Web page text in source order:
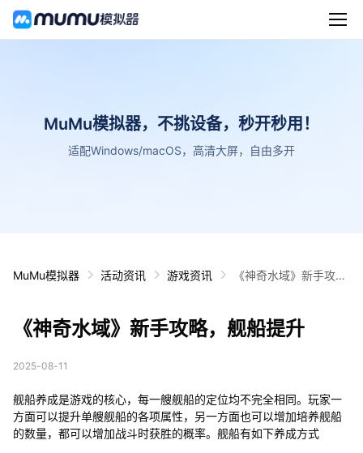
MuMu模拟器，不挑设备，秒开秒用！
适配Windows/macOS，高清大屏，自由多开
MuMu模拟器 活动资讯 游戏资讯
《神奇水域》新手攻
《神奇水域》新手攻略，舰船提升
2025-08-11
舰船养成是游戏的核心，每一艘舰船的定位均不完全相同。玩家一
方面可以提升单艘舰船的各项属性，另一方面也可以增加培养舰船
的数量，都可以增加战斗时获胜的概率。舰船有如下养成方式